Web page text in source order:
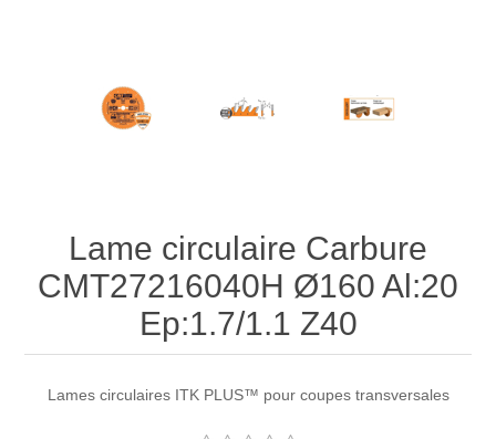
Lame circulaire Carbure
CMT27216040H Ø160 Al:20
Ep:1.7/1.1 Z40
Lames circulaires ITK PLUS™ pour coupes transversales